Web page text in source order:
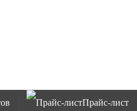
Прайс-лист